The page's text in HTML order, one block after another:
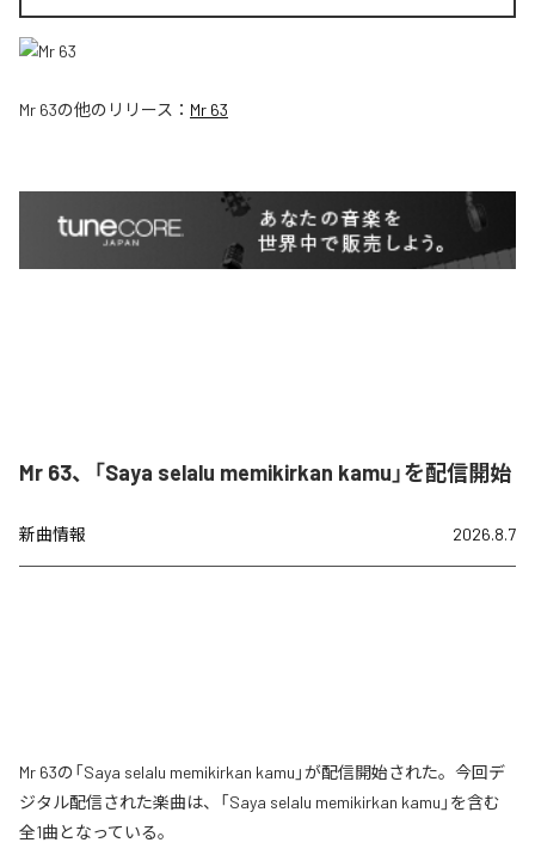
Mr 63の他のリリース： Mr 63
Mr 63、「Saya selalu memikirkan kamu」を配信開始
新曲情報 2026.8.7
Mr 63の「Saya selalu memikirkan kamu」が配信開始された。今回デ
ジタル配信された楽曲は、「Saya selalu memikirkan kamu」を含む
全1曲となっている。